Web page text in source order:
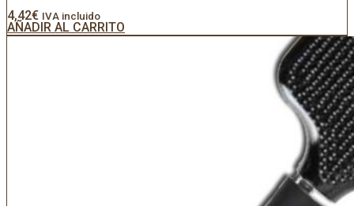
4,42€ IVA incluido
AÑADIR AL CARRITO